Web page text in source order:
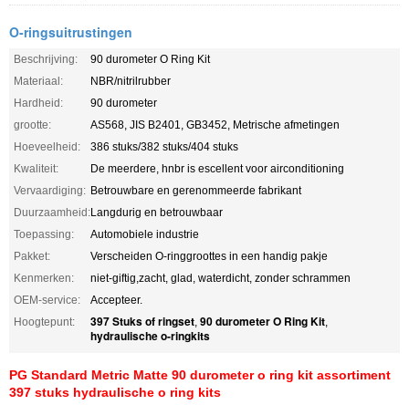
O-ringsuitrustingen
Beschrijving:
90 durometer O Ring Kit
Materiaal:
NBR/nitrilrubber
Hardheid:
90 durometer
grootte:
AS568, JIS B2401, GB3452, Metrische afmetingen
Hoeveelheid:
386 stuks/382 stuks/404 stuks
Kwaliteit:
De meerdere, hnbr is escellent voor airconditioning
Vervaardiging: Betrouwbare en gerenommeerde fabrikant
Duurzaamheid:Langdurig en betrouwbaar
Toepassing:
Automobiele industrie
Pakket:
Verscheiden O-ringgroottes in een handig pakje
Kenmerken:
niet-giftig,zacht, glad, waterdicht, zonder schrammen
OEM-service:
Accepteer.
Hoogtepunt:
397 Stuks of ringset, 90 durometer O Ring Kit,
hydraulische o-ringkits
PG Standard Metric Matte 90 durometer o ring kit assortiment
397 stuks hydraulische o ring kits